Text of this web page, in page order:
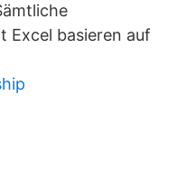
Excel basieren auf